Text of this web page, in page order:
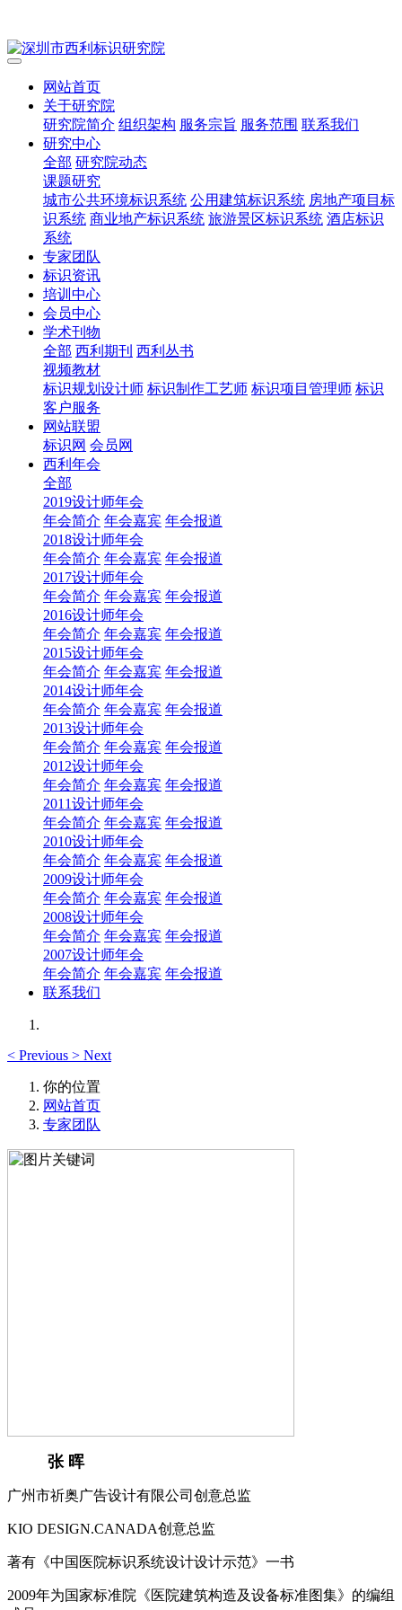
网站首页
关于研究院
研究院简介 组织架构 服务宗旨 服务范围 联系我们
研究中心
全部 研究院动态
课题研究
城市公共环境标识系统 公用建筑标识系统 房地产项目标
识系统 商业地产标识系统 旅游景区标识系统 酒店标识
系统
专家团队
标识资讯
培训中心
会员中心
学术刊物
全部 西利期刊 西利丛书
视频教材
标识规划设计师 标识制作工艺师 标识项目管理师 标识
客户服务
网站联盟
标识网 会员网
西利年会
全部
2019设计师年会
年会简介 年会嘉宾 年会报道
2018设计师年会
年会简介 年会嘉宾 年会报道
2017设计师年会
年会简介 年会嘉宾 年会报道
2016设计师年会
年会简介 年会嘉宾 年会报道
2015设计师年会
年会简介 年会嘉宾 年会报道
2014设计师年会
年会简介 年会嘉宾 年会报道
2013设计师年会
年会简介 年会嘉宾 年会报道
2012设计师年会
年会简介 年会嘉宾 年会报道
2011设计师年会
年会简介 年会嘉宾 年会报道
2010设计师年会
年会简介 年会嘉宾 年会报道
2009设计师年会
年会简介 年会嘉宾 年会报道
2008设计师年会
年会简介 年会嘉宾 年会报道
2007设计师年会
年会简介 年会嘉宾 年会报道
联系我们
< Previous > Next
你的位置
网站首页
专家团队
张 晖
广州市祈奥广告设计有限公司创意总监
KIO DESIGN.CANADA创意总监
著有《中国医院标识系统设计设计示范》一书
2009年为国家标准院《医院建筑构造及设备标准图集》的编组